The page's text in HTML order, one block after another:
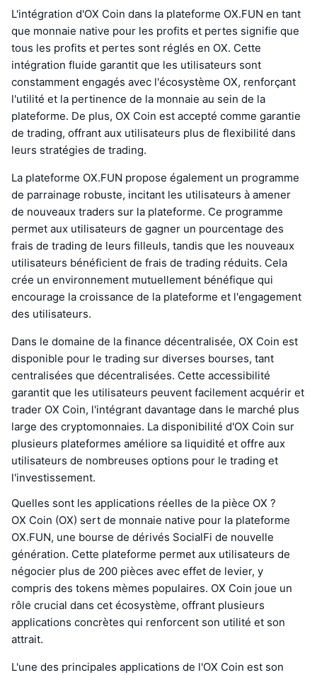
L'intégration d'OX Coin dans la plateforme OX.FUN en tant
que monnaie native pour les profits et pertes signifie que
tous les profits et pertes sont réglés en OX. Cette
intégration fluide garantit que les utilisateurs sont
constamment engagés avec l'écosystème OX, renforçant
l'utilité et la pertinence de la monnaie au sein de la
plateforme. De plus, OX Coin est accepté comme garantie
de trading, offrant aux utilisateurs plus de flexibilité dans
leurs stratégies de trading.
La plateforme OX.FUN propose également un programme
de parrainage robuste, incitant les utilisateurs à amener
de nouveaux traders sur la plateforme. Ce programme
permet aux utilisateurs de gagner un pourcentage des
frais de trading de leurs filleuls, tandis que les nouveaux
utilisateurs bénéficient de frais de trading réduits. Cela
crée un environnement mutuellement bénéfique qui
encourage la croissance de la plateforme et l'engagement
des utilisateurs.
Dans le domaine de la finance décentralisée, OX Coin est
disponible pour le trading sur diverses bourses, tant
centralisées que décentralisées. Cette accessibilité
garantit que les utilisateurs peuvent facilement acquérir et
trader OX Coin, l'intégrant davantage dans le marché plus
large des cryptomonnaies. La disponibilité d'OX Coin sur
plusieurs plateformes améliore sa liquidité et offre aux
utilisateurs de nombreuses options pour le trading et
l'investissement.
Quelles sont les applications réelles de la pièce OX ?
OX Coin (OX) sert de monnaie native pour la plateforme
OX.FUN, une bourse de dérivés SocialFi de nouvelle
génération. Cette plateforme permet aux utilisateurs de
négocier plus de 200 pièces avec effet de levier, y
compris des tokens mèmes populaires. OX Coin joue un
rôle crucial dans cet écosystème, offrant plusieurs
applications concrètes qui renforcent son utilité et son
attrait.
L'une des principales applications de l'OX Coin est son